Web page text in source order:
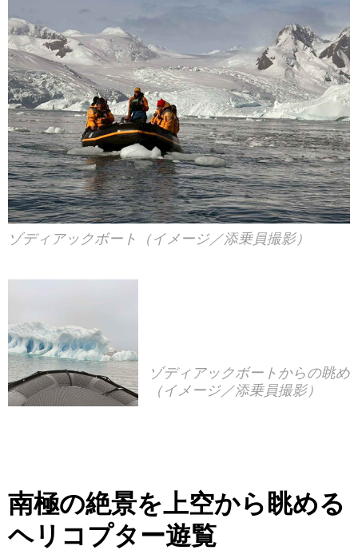
ゾディアックボート（イメージ／添乗員撮影）
ゾディアックボートからの眺め
（イメージ／添乗員撮影）
南極の絶景を上空から眺める
ヘリコプター遊覧